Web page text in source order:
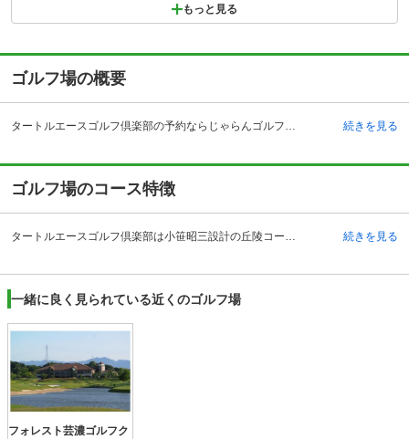
もっと見る
ゴルフ場の概要
タートルエースゴルフ倶楽部の予約ならじゃらんゴルフ。カートの有無や利用税、キャンセル料、ナイター設備、駐車場などのコース情報はもちろん、口コミ、フォトギャラリーなどコースの難易度や攻略に役立つ情報充実、予約する度にポイントが貯まるのでお得にゴルフをお楽しみ頂けます。 タートルエースゴルフ倶楽部は三重県亀山市にあるゴルフ場です。アクセスは名阪自動車道の関インターチェンジより3キロメートル、JＲ関西本線・亀山駅からタクシーで約10分の好立地に位置しています。四季折々に美しい表情を見せる緑の丘陵地を舞台に、プレーの喜びや充実感が味わえるコースづくりと気品に満ちたクラブハウスを実現しています。落ち着いた雰囲気で統一されたレストランは、当ゴルフ場でもかなり評判が良くて人気の施設です。浴室は温泉とサウナがあります。温泉は天然温泉です。様々な効能があります。プレー後の疲れた体をじっくりいやしてくれます。ただプレーするだけではなく、充実の設備が整ったゴルフ場で、とても快適に過ごすことができます。 続きを見る
ゴルフ場のコース特徴
タートルエースゴルフ倶楽部は小笹昭三設計の丘陵コースで、3,502ヤード( OUT)、3,398ヤード( IN)、OUT9ホールのパー36、IN9ホールのパー36、コースレートは72.3（OUT・IN・ベント）の構成です。全体の高低差がわずかに20メートルと穏やかな地形の18ホールです。フェアウェイは全体に広くなっており、水と緑が織りなす美しい丘陵コースです。印象的なのは水量の豊富な池の存在です。他はプレーヤーの技量を正確に反映したスコアが出るコースとなっております。完全な池越えのショットを要求したりするような配置になっていたかと思うと、落とし穴を造っていたずらにプレッシャーを与えたり、必要以上に忍耐力を消耗させないような配慮が感じられるコースです。 続きを見る
一緒に良く見られている近くのゴルフ場
フォレスト芸濃ゴルフク